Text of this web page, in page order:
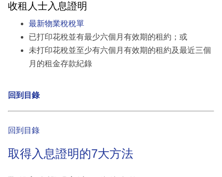
收租人士入息證明
最新物業稅稅單
已打印花稅並有最少六個月有效期的租約；或
未打印花稅並至少有六個月有效期的租約及最近三個
月的租金存款紀錄
回到目錄
回到目錄
取得入息證明的7大方法